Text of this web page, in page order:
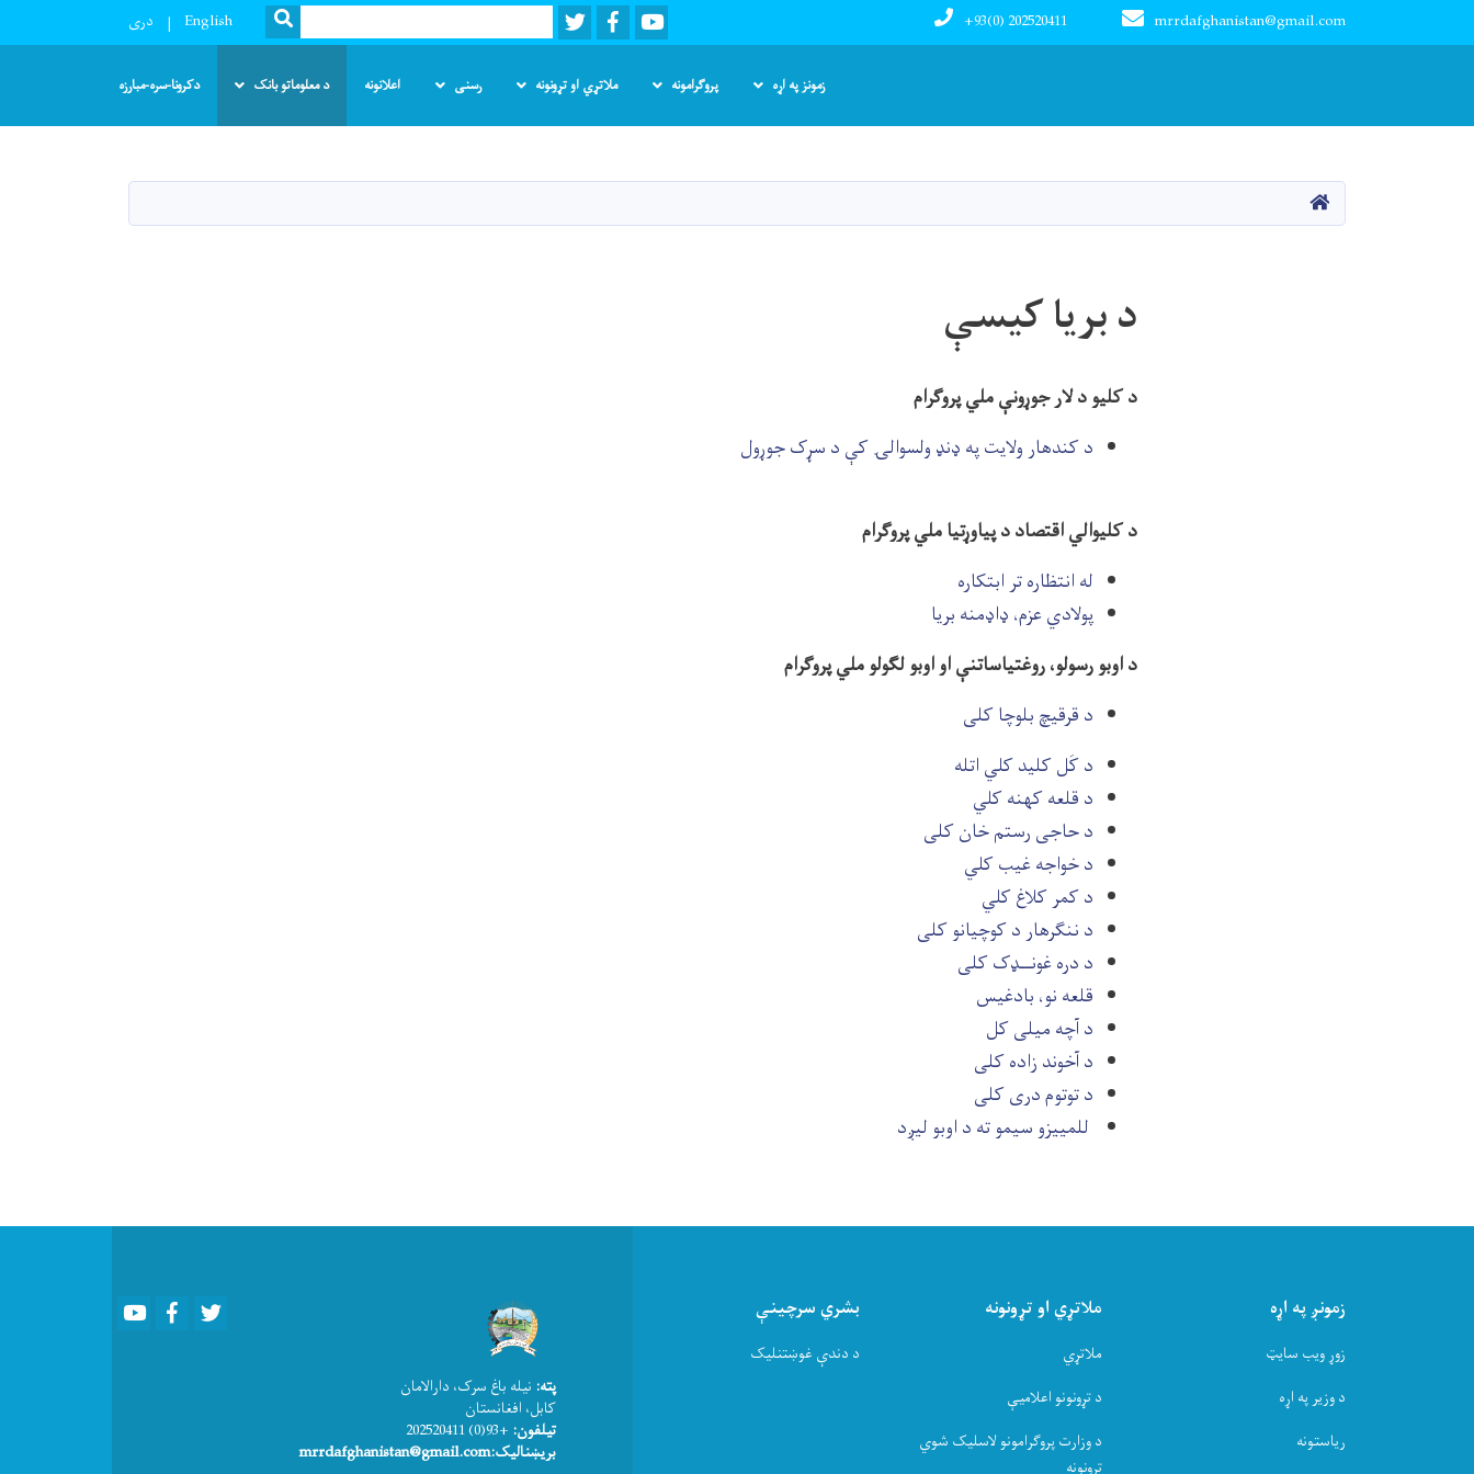
mrrdafghanistan@gmail.com
+93(0) 202520411
Youtube
Facebook
Twitter
Search
SEARCH
English دری
زمونز په اړه پروګرامونه ملاتړي او تړونونه رسنی اعلانونه د معلوماتو بانک دکرونا-سره-مبارزه
کور
د بریا کیسې
د کلیو د لار جوړونې ملي پروگرام
د کندهار ولایت په ډنډ ولسوالۍ کې د سړک جوړول
د کلیوالي اقتصاد د پیاوړتیا ملي پروګرام
له انتظاره تر ابتکاره
پولادي عزم، ډاډمنه بریا
د اوبو رسولو، روغتیاساتنې او اوبو لګولو ملي پروګرام
د قرقیچ بلوچا کلی
د کَل کليد کلي اتله
د قلعه کهنه کلي
د حاجی رستم خان کلی
د خواجه غیب کلي
د کمر کلاغ کلي
د ننگرهار د کوچیانو کلی
د دره غونــډک کلی
قلعه نو، بادغیس
د آچه میلی کل
د آخوند زاده کلی
د توتوم دری کلی
للمییزو سیمو ته د اوبو لیږد
زمونږ په اړه
زوړ ویب سایټ
د وزیر په اړه
ریاستونه
ملاتړي او تړونونه
ملاتړي
د تړونونو اعلامیې
د وزارت پروګرامونو لاسلیک شوي
تړونونه
بشري سرچینې
د دندې غوښتنلیک
Youtube Facebook
پته: نیله باغ سرک، دارالامان
کابل، افغانستان
تیلفون: +93(0) 202520411
بریښنالیک:mrrdafghanistan@gmail.com